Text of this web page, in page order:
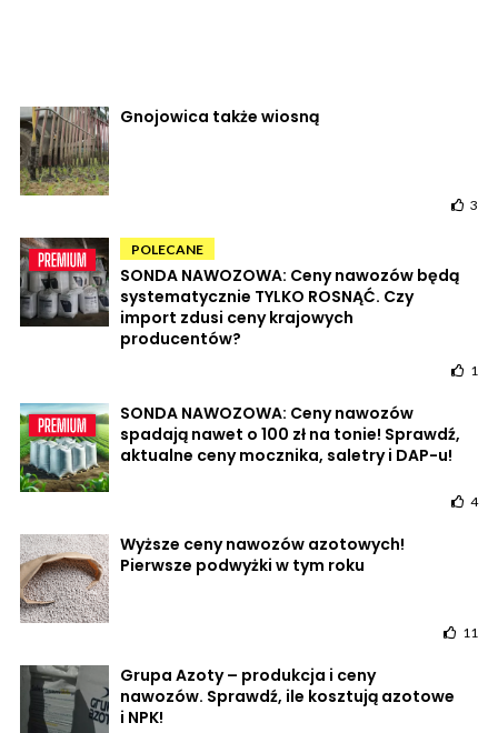
Gnojowica także wiosną
3
POLECANE
SONDA NAWOZOWA: Ceny nawozów będą
systematycznie TYLKO ROSNĄĆ. Czy
import zdusi ceny krajowych
producentów?
1
SONDA NAWOZOWA: Ceny nawozów
spadają nawet o 100 zł na tonie! Sprawdź,
aktualne ceny mocznika, saletry i DAP-u!
4
Wyższe ceny nawozów azotowych!
Pierwsze podwyżki w tym roku
11
Grupa Azoty – produkcja i ceny
nawozów. Sprawdź, ile kosztują azotowe
i NPK!